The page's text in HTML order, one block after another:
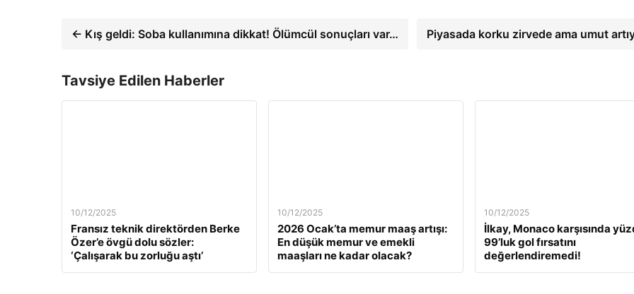
← Kış geldi: Soba kullanımına dikkat! Ölümcül sonuçları var… Piyasada korku zirvede ama umut
Tavsiye Edilen Haberler
10/12/2025
Fransız teknik direktörden Berke
Özer’e övgü dolu sözler:
‘Çalışarak bu zorluğu aştı’
10/12/2025
2026 Ocak’ta memur maaş artışı:
En düşük memur ve emekli
maaşları ne kadar olacak?
10/12/2025
İlkay, Monaco karşısında
99’luk gol fırsatını
değerlendiremedi!